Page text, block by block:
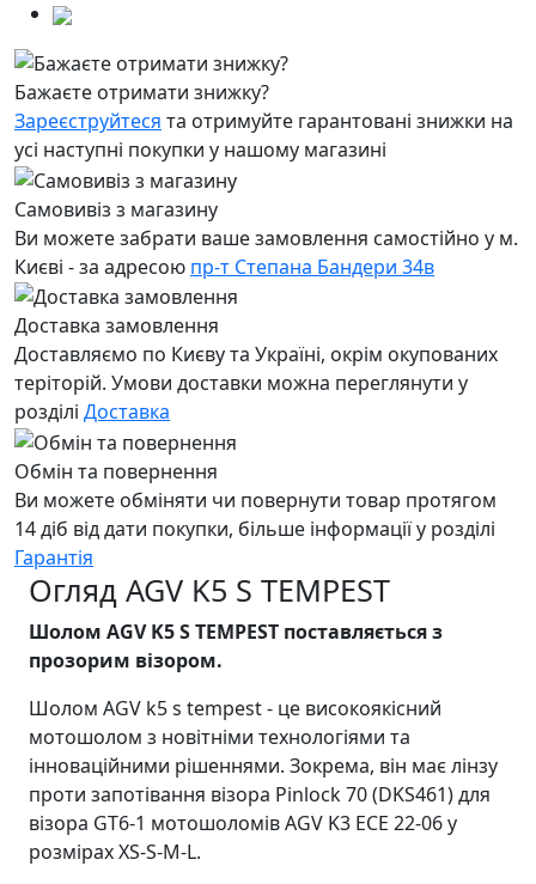
Бажаєте отримати знижку?
Зареєструйтеся та отримуйте гарантовані знижки на
усі наступні покупки у нашому магазині
Самовивіз з магазину
Ви можете забрати ваше замовлення самостійно у м.
Києві - за адресою пр-т Степана Бандери 34в
Доставка замовлення
Доставляємо по Києву та Україні, окрім окупованих
теріторій. Умови доставки можна переглянути у
розділі Доставка
Обмін та повернення
Ви можете обміняти чи повернути товар протягом
14 діб від дати покупки, більше інформації у розділі
Гарантія
Огляд AGV K5 S TEMPEST
Шолом AGV K5 S TEMPEST поставляється з
прозорим візором.
Шолом AGV k5 s tempest - це високоякісний
мотошолом з новітніми технологіями та
інноваційними рішеннями. Зокрема, він має лінзу
проти запотівання візора Pinlock 70 (DKS461) для
візора GT6-1 мотошоломів AGV K3 ECE 22-06 у
розмірах XS-S-M-L.